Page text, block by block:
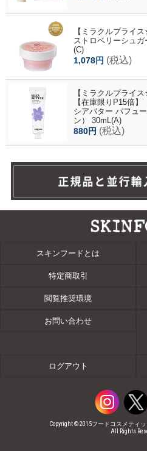
【ミラクルプライ
ストロベリーシュ
(C)
1,078円 (税込)
【ミラクルプライ
【在庫限りP15倍】
シアバター パフュ
ン） 30mL(A)
880円 (税込)
スキンフードとは
特定商取引
閲覧推奨環境
お問い合わせ
ログアウト
Copyright © 2015フードコスメティ
All Rights